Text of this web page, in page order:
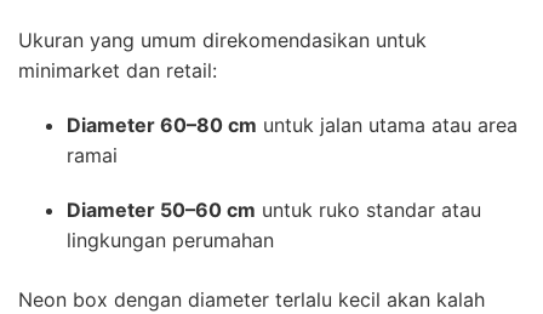
Ukuran yang umum direkomendasikan untuk
minimarket dan retail:
Diameter 60–80 cm untuk jalan utama atau area
ramai
Diameter 50–60 cm untuk ruko standar atau
lingkungan perumahan
Neon box dengan diameter terlalu kecil akan kalah